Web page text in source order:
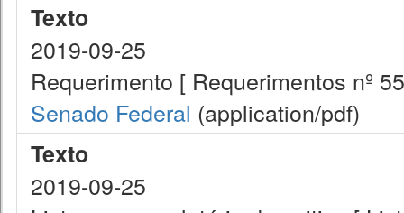
Texto
2019-09-25
Requerimento [ Requerimentos nº
Senado Federal (application/pdf)
Texto
2019-09-25